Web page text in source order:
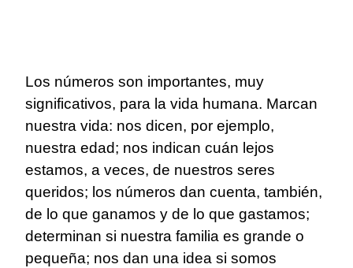
Los números son importantes, muy
significativos, para la vida humana. Marcan
nuestra vida: nos dicen, por ejemplo,
nuestra edad; nos indican cuán lejos
estamos, a veces, de nuestros seres
queridos; los números dan cuenta, también,
de lo que ganamos y de lo que gastamos;
determinan si nuestra familia es grande o
pequeña; nos dan una idea si somos